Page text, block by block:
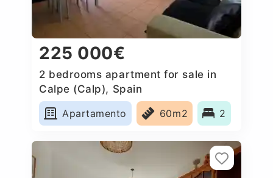
225 000€
2 bedrooms apartment for sale in
Calpe (Calp), Spain
Apartamento
60m2 2